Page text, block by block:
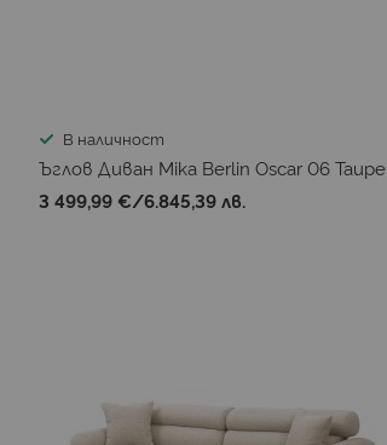
В наличност
Ъглов Диван Mika Berlin Oscar 06 Taupe
3 499,99 €/6.845,39 лв.